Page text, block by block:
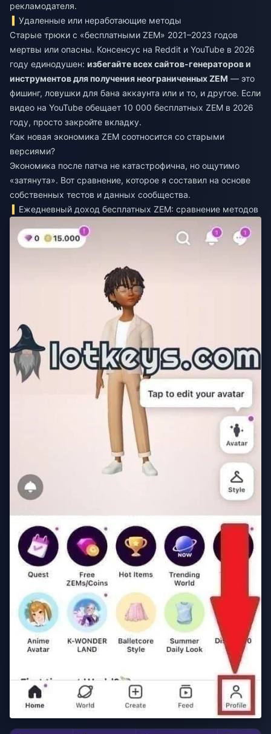
рекламодателя.
Удаленные или неработающие методы
Старые трюки с «бесплатными ZEM» 2021–2023 годов
мертвы или опасны. Консенсус на Reddit и YouTube в 2026
году единодушен: избегайте всех сайтов-генераторов и
инструментов для получения неограниченных ZEM — это
фишинг, ловушки для бана аккаунта или и то, и другое. Если
видео на YouTube обещает 10 000 бесплатных ZEM в 2026
году, просто закройте вкладку.
Как новая экономика ZEM соотносится со старыми
версиями?
Экономика после патча не катастрофична, но ощутимо
«затянута». Вот сравнение, которое я составил на основе
собственных тестов и данных сообщества.
Ежедневный доход бесплатных ZEM: сравнение методов